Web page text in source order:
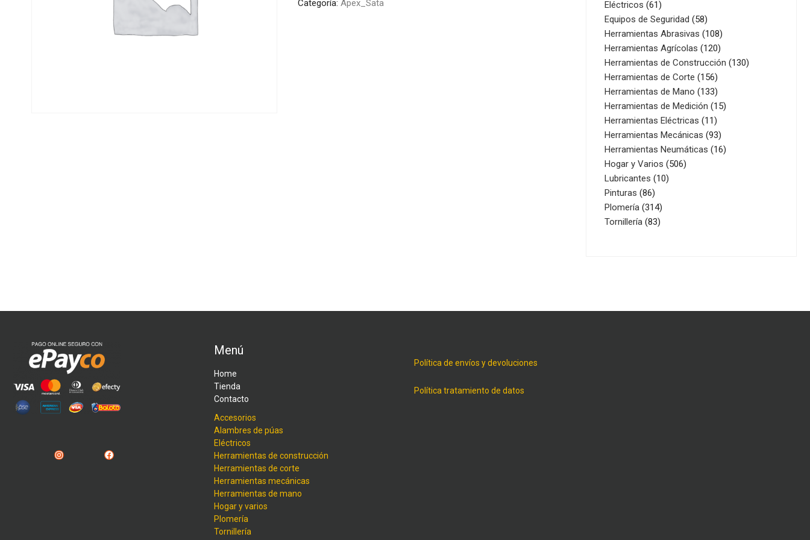
Categoría: Apex_Sata Eléctricos 6161
productos
Equipos de Seguridad 5858
productos
Herramientas Abrasivas 108108
productos
Herramientas Agrícolas 120120
productos
Herramientas de Construcción 130130
Herramientas de Corte 156156
productos
Herramientas de Mano 133133
productos
Herramientas de Medición 1515
Herramientas Eléctricas 1111
productos
Herramientas Mecánicas 9393
productos
Herramientas Neumáticas 1616
Hogar y Varios 506506
Lubricantes 1010
Pinturas 8686
productos
Plomería 314314
productos
Tornillería 8383
Instagram Facebook
Menú
Home
Tienda
Contacto
Accesorios
Alambres de púas
Eléctricos
Herramientas de construcción
Herramientas de corte
Herramientas mecánicas
Herramientas de mano
Hogar y varios
Plomería
Tornillería
Política de envíos y devoluciones
Política tratamiento de datos